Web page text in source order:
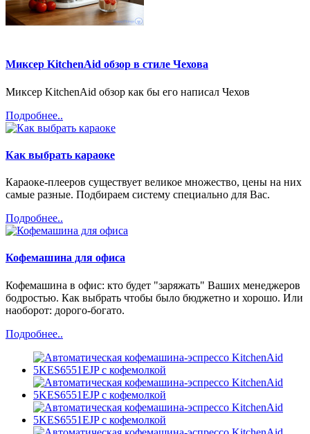
Миксер KitchenAid обзор в стиле Чехова
Миксер KitchenAid обзор как бы его написал Чехов
Подробнее..
Как выбрать караоке
Караоке-плееров существует великое множество, цены на них
самые разные. Подбираем систему специально для Вас.
Подробнее..
Кофемашина для офиса
Кофемашина в офис: кто будет "заряжать" Ваших менеджеров
бодростью. Как выбрать чтобы было бюджетно и хорошо. Или
наоборот: дорого-богато.
Подробнее..